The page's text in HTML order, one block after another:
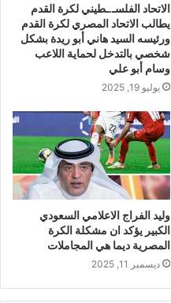
الاتحاد الفلسـ.ـطيني لكرة القدم
يطالب الاتحاد المصري لكرة القدم
ورئيسه السيد هاني أبو ريدة بشكل
شخصي بالتدخل لحماية اللاعب
وسام أبو علي
يوليو 19, 2025
وليد الفراج الاعلامي السعودي
الكبير يؤكد ان مشكلة الكرة
المصرية ديما هي المجاملات
ديسمبر 11, 2025